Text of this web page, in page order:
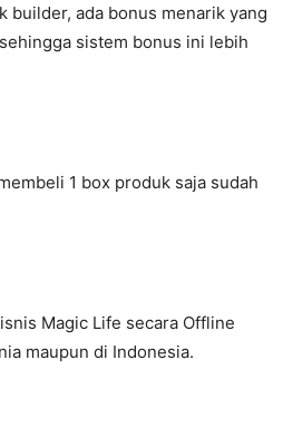
builder, ada bonus menarik yang
sistem bonus ini lebih
1 box produk saja sudah
Magic Life secara Offline
maupun di Indonesia.